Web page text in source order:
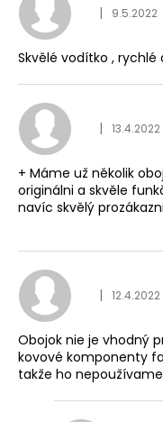
| 9.5.2022
Skvělé vodítko , rychlé
| 13.4.2022
+ Máme už několik
originálni a skvěle
navíc skvělý
| 12.4.2022
Obojok nie je vhodný
kovové komponenty
takže ho